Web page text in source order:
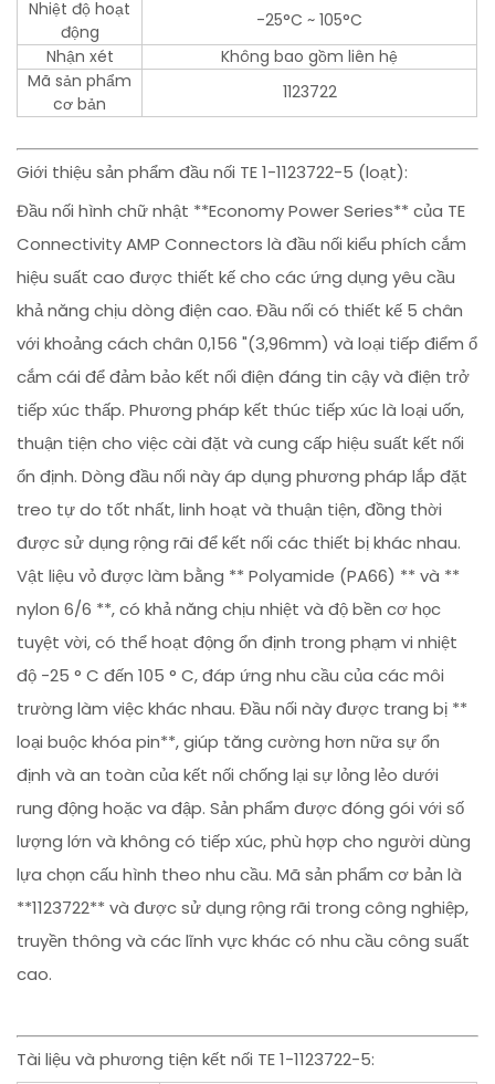
Nhiệt độ hoạt
động
-25°C ~ 105°C
Nhận xét
Không bao gồm liên hệ
Mã sản phẩm
cơ bản
1123722
Giới thiệu sản phẩm đầu nối TE 1-1123722-5 (loạt):
Đầu nối hình chữ nhật **Economy Power Series** của TE
Connectivity AMP Connectors là đầu nối kiểu phích cắm
hiệu suất cao được thiết kế cho các ứng dụng yêu cầu
khả năng chịu dòng điện cao. Đầu nối có thiết kế 5 chân
với khoảng cách chân 0,156 "(3,96mm) và loại tiếp điểm ổ
cắm cái để đảm bảo kết nối điện đáng tin cậy và điện trở
tiếp xúc thấp. Phương pháp kết thúc tiếp xúc là loại uốn,
thuận tiện cho việc cài đặt và cung cấp hiệu suất kết nối
ổn định. Dòng đầu nối này áp dụng phương pháp lắp đặt
treo tự do tốt nhất, linh hoạt và thuận tiện, đồng thời
được sử dụng rộng rãi để kết nối các thiết bị khác nhau.
Vật liệu vỏ được làm bằng ** Polyamide (PA66) ** và **
nylon 6/6 **, có khả năng chịu nhiệt và độ bền cơ học
tuyệt vời, có thể hoạt động ổn định trong phạm vi nhiệt
độ -25 ° C đến 105 ° C, đáp ứng nhu cầu của các môi
trường làm việc khác nhau. Đầu nối này được trang bị **
loại buộc khóa pin**, giúp tăng cường hơn nữa sự ổn
định và an toàn của kết nối chống lại sự lỏng lẻo dưới
rung động hoặc va đập. Sản phẩm được đóng gói với số
lượng lớn và không có tiếp xúc, phù hợp cho người dùng
lựa chọn cấu hình theo nhu cầu. Mã sản phẩm cơ bản là
**1123722** và được sử dụng rộng rãi trong công nghiệp,
truyền thông và các lĩnh vực khác có nhu cầu công suất
cao.
Tài liệu và phương tiện kết nối TE 1-1123722-5: